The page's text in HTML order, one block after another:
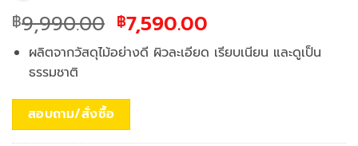
฿9,990.00 Original
price
was:
฿7,590.00
price
is:
ผลิตจากวัสดุไม้อย่างดี ผิวละเอียด เรียบเนียน และดูเป็น
ธรรมชาติ
สอบถาม/สั่งซื้อ